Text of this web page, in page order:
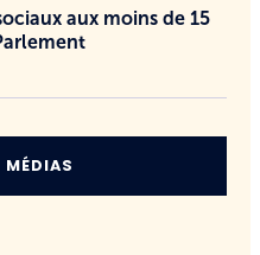
aux moins de 15
MÉDIAS